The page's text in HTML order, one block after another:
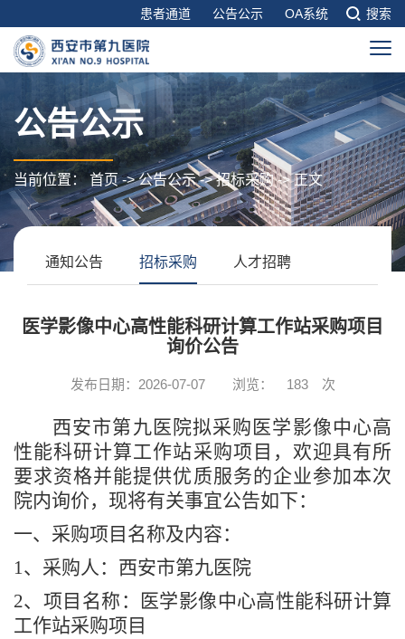
患者通道 公告公示 OA系统 搜索
公告公示
当前位置：首页->公告公示->招标采购-> 正文
通知公告 招标采购 人才招聘
医学影像中心高性能科研计算工作站采购项目
询价公告
发布日期：2026-07-07 浏览： 183 次
西安市第九医院拟采购医学影像中心高
性能科研计算工作站采购项目，欢迎具有所
要求资格并能提供优质服务的企业参加本次
院内询价，现将有关事宜公告如下：
一、采购项目名称及内容：
1、采购人：西安市第九医院
2、项目名称：医学影像中心高性能科研计算
工作站采购项目